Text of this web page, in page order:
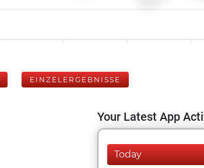
EINZELERGEBNISSE
Your Latest App
Today